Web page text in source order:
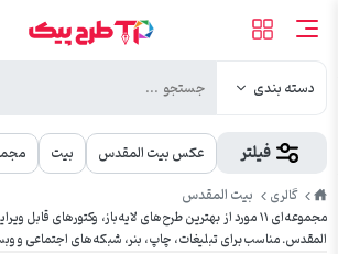
دسته بندی
فیلتر عکس بیت المقدس بیت
طرح
پیک
گالری بیت المقدس
مجموعه‌ای ۱۱ مورد از بهترین طرح‌های لایه‌باز، وکتورهای
المقدس. مناسب برای تبلیغات، چاپ، بنر، شبکه‌های اجتماعی و